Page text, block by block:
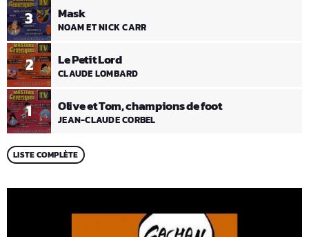
1 Olive et Tom, champions de foot
JEAN-CLAUDE CORBEL
2 Le Petit Lord
CLAUDE LOMBARD
3 Mask
NOAM ET NICK CARR
LISTE COMPLÈTE